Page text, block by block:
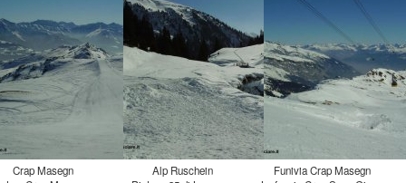
Crap Masegn
Alp Ruschein
Funivia Crap Masegn